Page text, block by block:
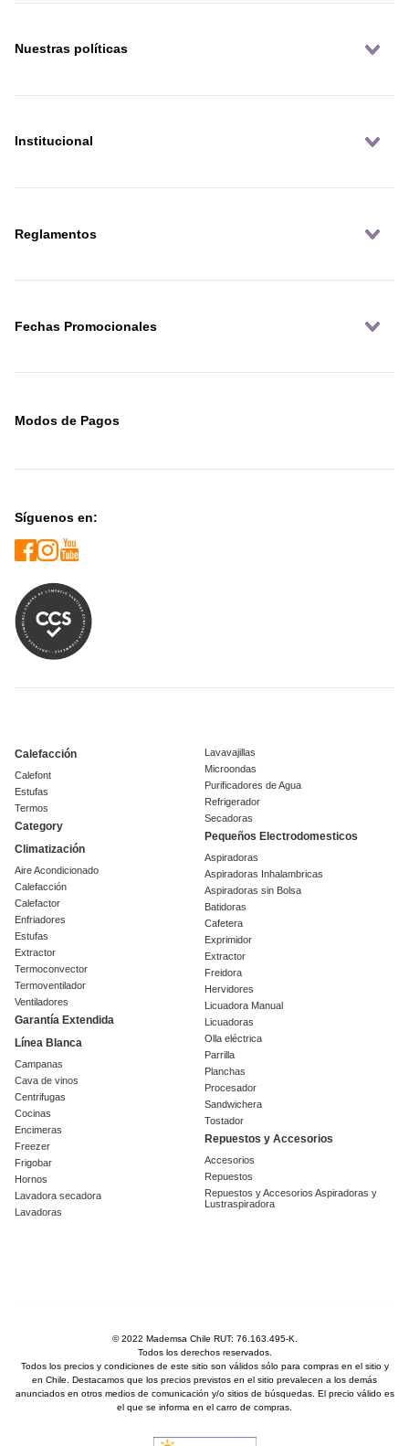
Nuestras políticas
Institucional
Reglamentos
Fechas Promocionales
Modos de Pagos
Síguenos en:
Calefacción
Calefont
Estufas
Termos
Category
Climatización
Aire Acondicionado
Calefacción
Calefactor
Enfriadores
Estufas
Extractor
Termoconvector
Termoventilador
Ventiladores
Garantía Extendida
Línea Blanca
Campanas
Cava de vinos
Centrifugas
Cocinas
Encimeras
Freezer
Frigobar
Hornos
Lavadora secadora
Lavadoras
Lavavajillas
Microondas
Purificadores de Agua
Refrigerador
Secadoras
Pequeños Electrodomesticos
Aspiradoras
Aspiradoras Inhalambricas
Aspiradoras sin Bolsa
Batidoras
Cafetera
Exprimidor
Extractor
Freidora
Hervidores
Licuadora Manual
Licuadoras
Olla eléctrica
Parrilla
Planchas
Procesador
Sandwichera
Tostador
Repuestos y Accesorios
Accesorios
Repuestos
Repuestos y Accesorios Aspiradoras y
Lustraspiradora
© 2022 Mademsa Chile RUT: 76.163.495-K.
Todos los derechos reservados.
Todos los precios y condiciones de este sitio son válidos sólo para compras en el sitio y
en Chile. Destacamos que los precios previstos en el sitio prevalecen a los demás
anunciados en otros medios de comunicación y/o sitios de búsquedas. El precio válido es
el que se informa en el carro de compras.